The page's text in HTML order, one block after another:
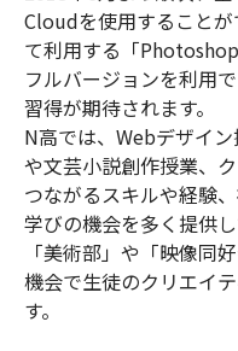
Cloudを使用すること
て利用する「
フルバージョンを利用
習得が期待されます。
N高では、Webデザイ
や文芸小説創作授業、
つながるスキルや経験
学びの機会を多く提供
「美術部」や「映像同
機会で生徒のクリエイ
す。